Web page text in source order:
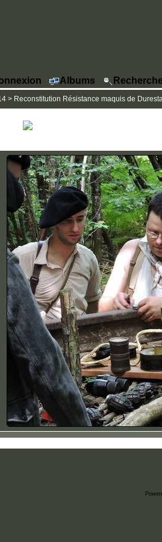
Albums
> Reconstitution Résistance maquis de